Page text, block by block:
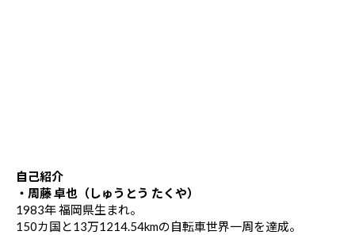
自己紹介
・周藤 卓也（しゅうとう たくや）
1983年 福岡県生まれ。
150カ国と13万1214.54kmの自転車世界一周を達成。